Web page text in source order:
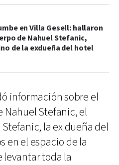
en Villa Gesell: hallaron
de Nahuel Stefanic,
de la exdueña del hotel
información sobre el
Nahuel Stefanic, el
la ex dueña del
en el espacio de la
levantar toda la